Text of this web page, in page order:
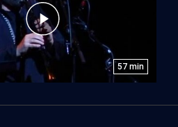
57 min